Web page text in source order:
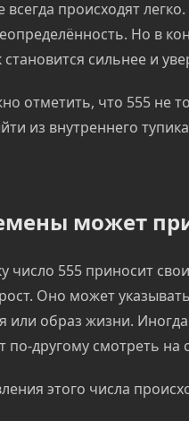
происходят
Но в
сильнее и
отметить, что 555 не
из внутреннего
может
число 555 приносит
Оно может
или образ жизни.
по-другому смотреть
этого числа